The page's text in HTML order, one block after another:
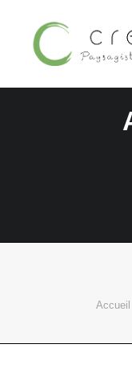
09 52 15 71 62
Accueil